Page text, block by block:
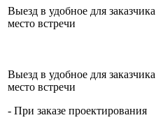
Выезд в удобное для заказчика
место встречи
Выезд в удобное для заказчика
место встречи
- При заказе проектирования